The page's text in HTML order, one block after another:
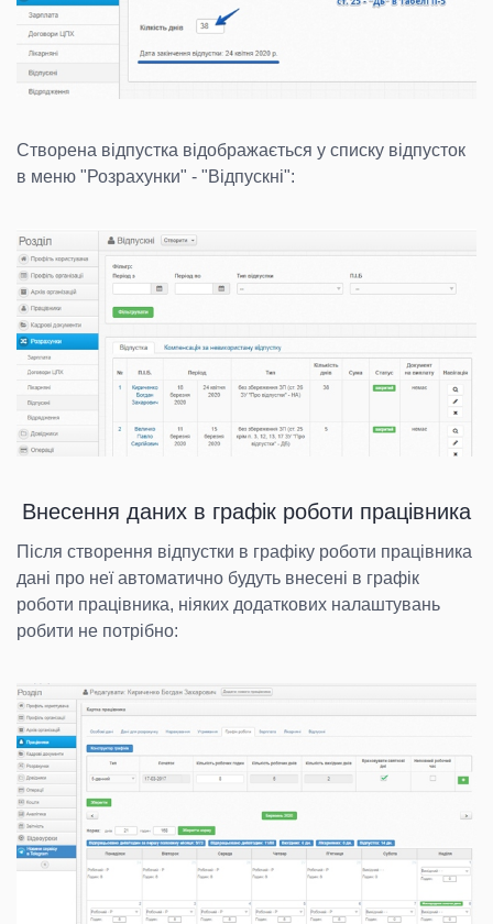
Створена відпустка відображається у списку відпусток
в меню "Розрахунки" - "Відпускні":
Внесення даних в графік роботи працівника
Після створення відпустки в графіку роботи працівника
дані про неї автоматично будуть внесені в графік
роботи працівника, ніяких додаткових налаштувань
робити не потрібно: